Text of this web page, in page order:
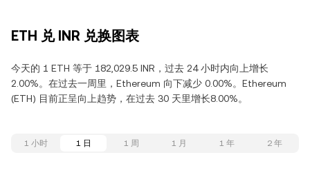
ETH 兑 INR 兑换图表
今天的 1 ETH 等于 182,029.5 INR，过去 24 小时内向上增长
2.00%。在过去一周里，Ethereum 向下减少 0.00%。Ethereum
(ETH) 目前正呈向上趋势，在过去 30 天里增长8.00%。
1 小时 1 日 1 周 1 月 1 年 2 年